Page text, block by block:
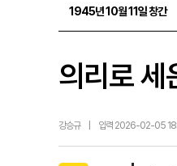
1945년 10월 11일 창간
의리로 세
강승규 입력 2026-02-05